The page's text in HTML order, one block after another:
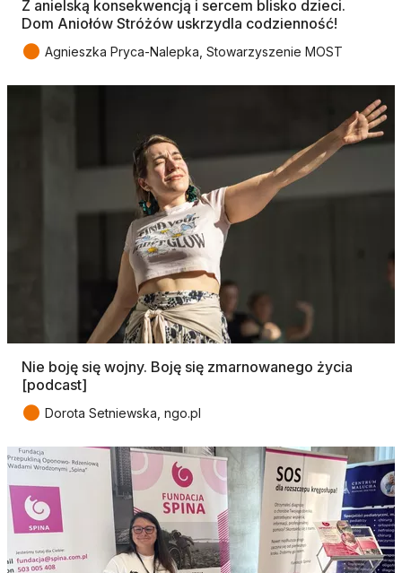
Z anielską konsekwencją i sercem blisko dzieci.
Dom Aniołów Stróżów uskrzydla codzienność!
● Agnieszka Pryca-Nalepka, Stowarzyszenie MOST
Nie boję się wojny. Boję się zmarnowanego życia
[podcast]
● Dorota Setniewska, ngo.pl